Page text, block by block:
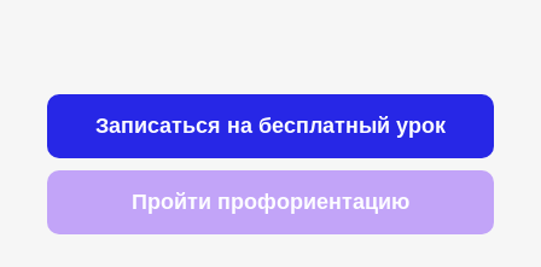
Записаться на бесплатный урок
Пройти профориентацию